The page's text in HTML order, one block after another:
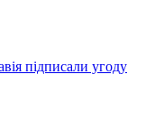
підписали угоду